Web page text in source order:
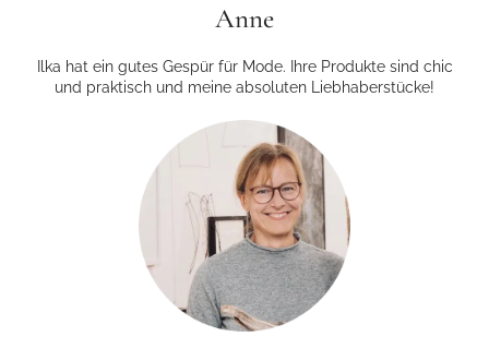
Anne
Ilka hat ein gutes Gespür für Mode. Ihre Produkte sind chic
und praktisch und meine absoluten Liebhaberstücke!